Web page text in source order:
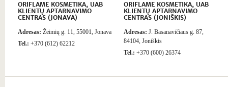
ORIFLAME KOSMETIKA, UAB
KLIENTŲ APTARNAVIMO
CENTRAS (JONAVA)
Adresas: Žeimių g. 11, 55001, Jonava
Tel.: +370 (612) 62212
ORIFLAME KOSMETIKA, UAB
KLIENTŲ APTARNAVIMO
CENTRAS (JONIŠKIS)
Adresas: J. Basanavičiaus g. 87,
84104, Joniškis
Tel.: +370 (600) 26374